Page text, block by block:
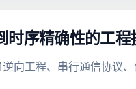
时序精确性的工程
向工程、串行通信协议